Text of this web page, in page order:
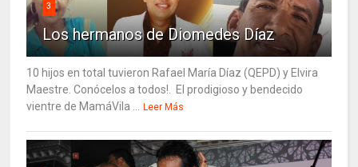
3
Los hermanos de Diomedes Díaz
10 hijos en total tuvieron Rafael María Díaz (QEPD) y Elvira
Maestre. Conócelos a todos!. El prodigioso y bendecido
vientre de MamáVila ...
Leer Más